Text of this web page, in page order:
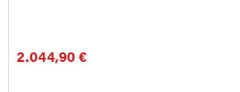
2.044,90 €